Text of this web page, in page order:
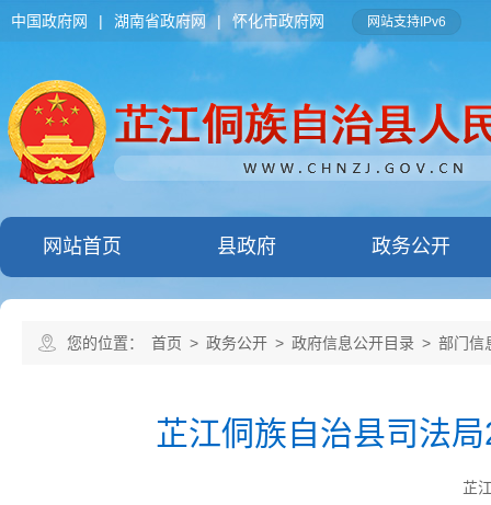
中国政府网 | 湖南省政府网 | 怀化市政府网 网站支持IPv6
网站首页 县政府 政务公开
您的位置： 首页 > 政务公开 > 政府信息公开目录 > 部门信
芷江侗族自治县司法
芷